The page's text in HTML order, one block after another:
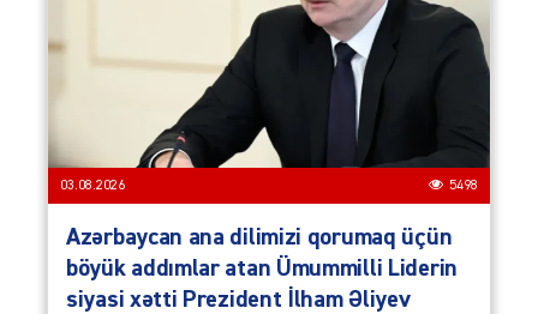
03.08.2026 5498
Azərbaycan ana dilimizi qorumaq üçün
böyük addımlar atan Ümummilli Liderin
siyasi xətti Prezident İlham Əliyev